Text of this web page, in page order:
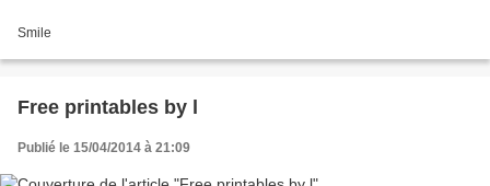
Smile
Free printables by l
Publié le 15/04/2014 à 21:09